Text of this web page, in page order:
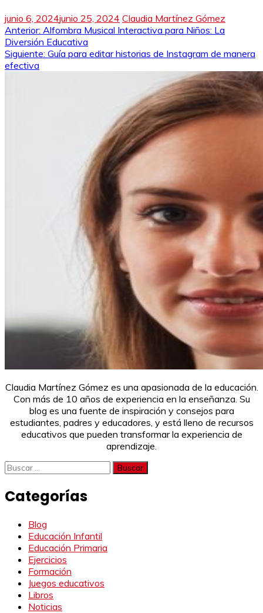
junio 6, 2024junio 25, 2024 Claudia Martínez Gómez
Navegación
de
entradas
Anterior: Alfombra Musical Interactiva para Niños: La
Diversión Educativa
Siguiente: Guía para editar historias de Instagram de manera
efectiva
Claudia Martínez Gómez es una apasionada de la educación.
Con más de 10 años de experiencia en la enseñanza. Su
blog es una fuente de inspiración y consejos para
estudiantes, padres y educadores, y está lleno de recursos
educativos que pueden transformar la experiencia de
aprendizaje.
Buscar:
Categorías
Blog
Educación Infantil
Educación Primaria
Ejercicios
Formación
Juegos educativos
Libros
Noticias